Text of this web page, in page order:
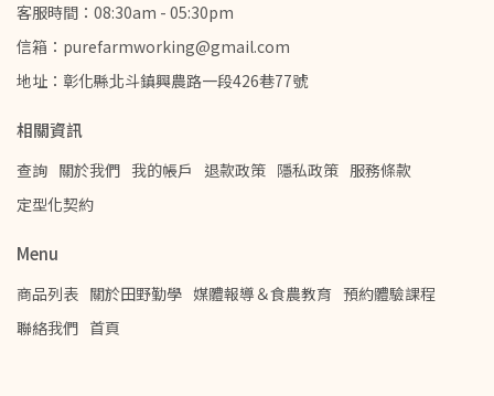
客服時間：08:30am - 05:30pm
信箱：purefarmworking@gmail.com
地址：彰化縣北斗鎮興農路一段426巷77號
相關資訊
查詢 關於我們 我的帳戶 退款政策 隱私政策 服務條款
定型化契約
Menu
商品列表 關於田野勤學 媒體報導＆食農教育 預約體驗課程
聯絡我們 首頁